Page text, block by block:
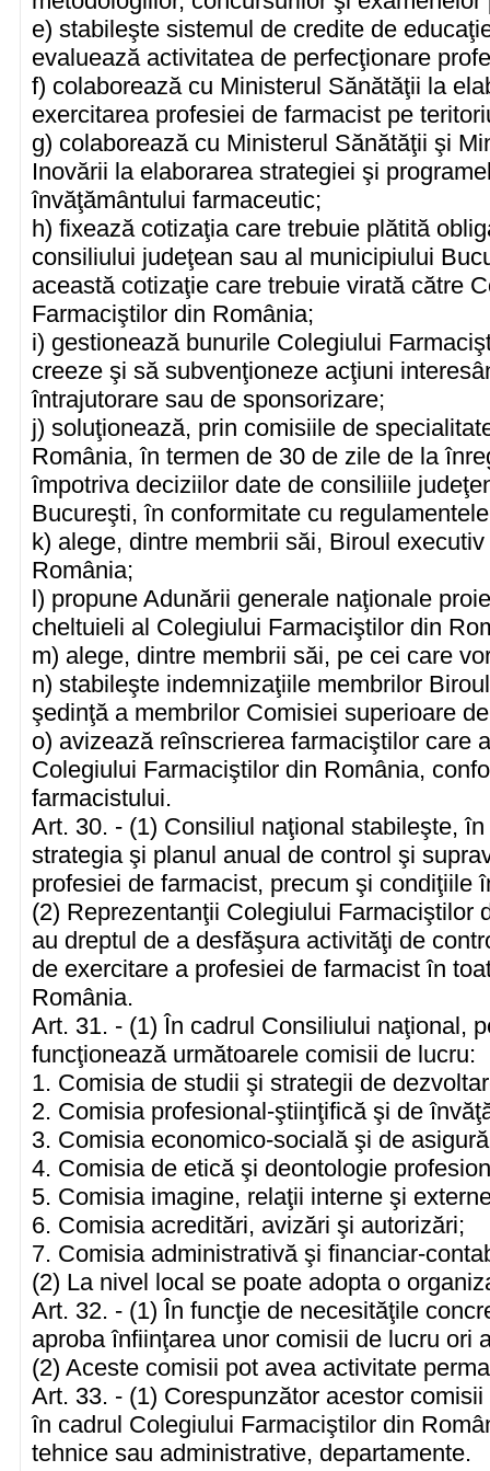
e) stabileşte sistemul de credite de
evaluează activitatea de perfecţionare
f) colaborează cu Ministerul Sănătăţii la
exercitarea profesiei de farmacist pe
g) colaborează cu Ministerul Sănătăţii şi
Inovării la elaborarea strategiei şi
învăţământului farmaceutic;
h) fixează cotizaţia care trebuie plătită
consiliului judeţean sau al municipiului
această cotizaţie care trebuie virată către
Farmaciştilor din România;
i) gestionează bunurile Colegiului
creeze şi să subvenţioneze acţiuni
întrajutorare sau de sponsorizare;
j) soluţionează, prin comisiile de
România, în termen de 30 de zile de la
împotriva deciziilor date de consiliile
Bucureşti, în conformitate cu
k) alege, dintre membrii săi, Biroul
România;
l) propune Adunării generale naţionale
cheltuieli al Colegiului Farmaciştilor din
m) alege, dintre membrii săi, pe cei care
n) stabileşte indemnizaţiile membrilor
şedinţă a membrilor Comisiei superioare
o) avizează reînscrierea farmaciştilor care
Colegiului Farmaciştilor din România,
farmacistului.
Art. 30. - (1) Consiliul naţional stabileşte,
strategia şi planul anual de control şi
profesiei de farmacist, precum şi condiţiile
(2) Reprezentanţii Colegiului Farmaciştilor
au dreptul de a desfăşura activităţi de
de exercitare a profesiei de farmacist în
România.
Art. 31. - (1) În cadrul Consiliului naţional,
funcţionează următoarele comisii de lucru:
1. Comisia de studii şi strategii de
2. Comisia profesional-ştiinţifică şi de
3. Comisia economico-socială şi de
4. Comisia de etică şi deontologie
5. Comisia imagine, relaţii interne şi
6. Comisia acreditări, avizări şi autorizări;
7. Comisia administrativă şi financiar-
(2) La nivel local se poate adopta o
Art. 32. - (1) În funcţie de necesităţile
aproba înfiinţarea unor comisii de lucru ori
(2) Aceste comisii pot avea activitate
Art. 33. - (1) Corespunzător acestor
în cadrul Colegiului Farmaciştilor din
tehnice sau administrative, departamente.